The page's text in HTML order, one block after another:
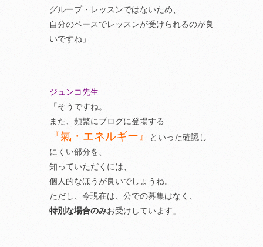
グループ・レッスンではないため、
自分のペースでレッスンが受けられるのが良
いですね」
ジュンコ先生
「そうですね。
また、頻繁にブログに登場する
『氣・エネルギー』
といった確認し
にくい部分を、
知っていただくには、
個人的なほうが良いでしょうね。
ただし、今現在は、公での募集はなく、
特別な場合のみお受けしています」